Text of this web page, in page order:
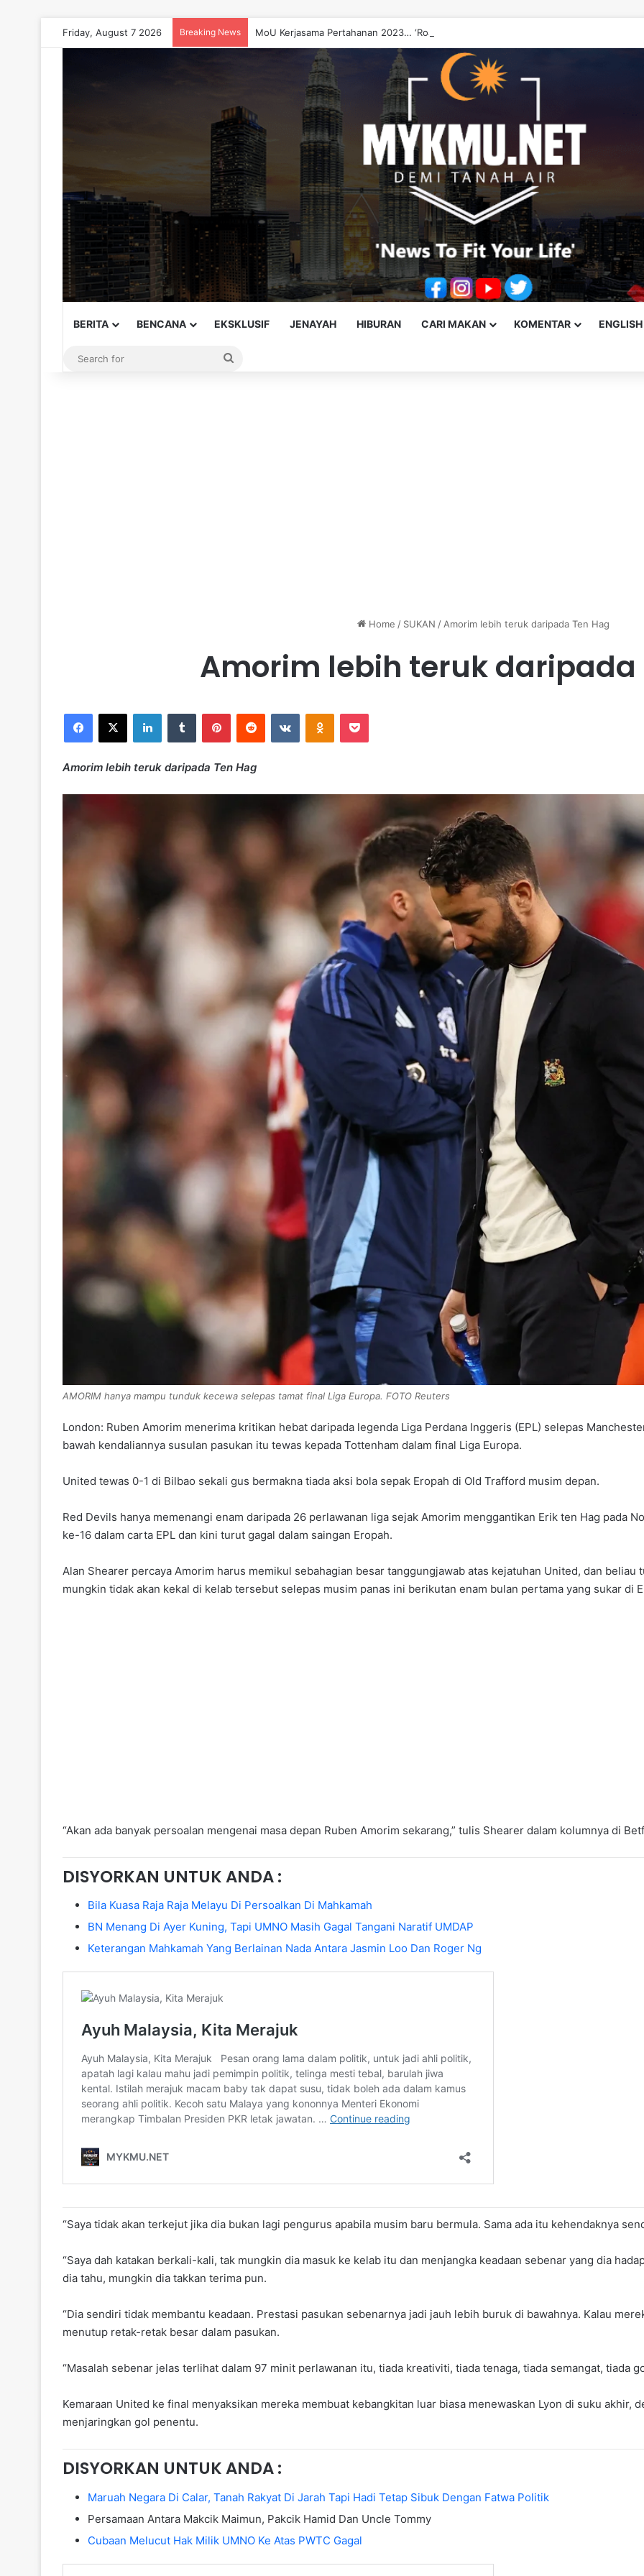
Friday, August 7 2026 Breaking News MoU Kerjasama Pertahanan 2023… ‘Roadmap’ Perkukuh Hubungan Malaysia-Vietnam
BERITA BENCANA EKSKLUSIF JENAYAH HIBURAN CARI MAKAN KOMENTAR
Home / SUKAN / Amorim lebih teruk daripada Ten Hag
Amorim lebih teruk daripada
Amorim lebih teruk daripada Ten Hag
AMORIM hanya mampu tunduk kecewa selepas tamat final Liga Europa. FOTO Reuters
London: Ruben Amorim menerima kritikan hebat daripada legenda Liga Perdana Inggeris (EPL) selepas
bawah kendaliannya susulan pasukan itu tewas kepada Tottenham dalam final Liga Europa.
United tewas 0-1 di Bilbao sekali gus bermakna tiada aksi bola sepak Eropah di Old Trafford musim depan.
Red Devils hanya memenangi enam daripada 26 perlawanan liga sejak Amorim menggantikan Erik ten Hag pada
ke-16 dalam carta EPL dan kini turut gagal dalam saingan Eropah.
Alan Shearer percaya Amorim harus memikul sebahagian besar tanggungjawab atas kejatuhan United, dan
mungkin tidak akan kekal di kelab tersebut selepas musim panas ini berikutan enam bulan pertama yang sukar di
“Akan ada banyak persoalan mengenai masa depan Ruben Amorim sekarang,” tulis Shearer dalam kolumnya di
DISYORKAN UNTUK ANDA :
Bila Kuasa Raja Raja Melayu Di Persoalkan Di Mahkamah
BN Menang Di Ayer Kuning, Tapi UMNO Masih Gagal Tangani Naratif UMDAP
Keterangan Mahkamah Yang Berlainan Nada Antara Jasmin Loo Dan Roger Ng
“Saya tidak akan terkejut jika dia bukan lagi pengurus apabila musim baru bermula. Sama ada itu kehendaknya
“Saya dah katakan berkali-kali, tak mungkin dia masuk ke kelab itu dan menjangka keadaan sebenar yang dia
dia tahu, mungkin dia takkan terima pun.
“Dia sendiri tidak membantu keadaan. Prestasi pasukan sebenarnya jadi jauh lebih buruk di bawahnya. Kalau
menutup retak-retak besar dalam pasukan.
“Masalah sebenar jelas terlihat dalam 97 minit perlawanan itu, tiada kreativiti, tiada tenaga, tiada semangat, tiada
Kemaraan United ke final menyaksikan mereka membuat kebangkitan luar biasa menewaskan Lyon di suku akhir,
menjaringkan gol penentu.
DISYORKAN UNTUK ANDA :
Maruah Negara Di Calar, Tanah Rakyat Di Jarah Tapi Hadi Tetap Sibuk Dengan Fatwa Politik
Persamaan Antara Makcik Maimun, Pakcik Hamid Dan Uncle Tommy
Cubaan Melucut Hak Milik UMNO Ke Atas PWTC Gagal